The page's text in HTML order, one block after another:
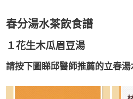
春分湯水茶飲食譜
１花生木瓜眉豆湯
請按下圖睇邱醫師推薦的立春湯